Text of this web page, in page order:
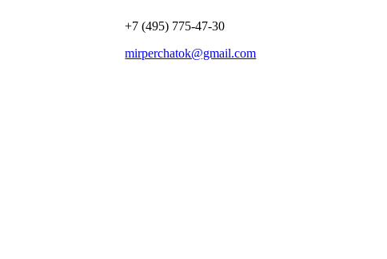
+7 (495) 775-47-30
mirperchatok@gmail.com